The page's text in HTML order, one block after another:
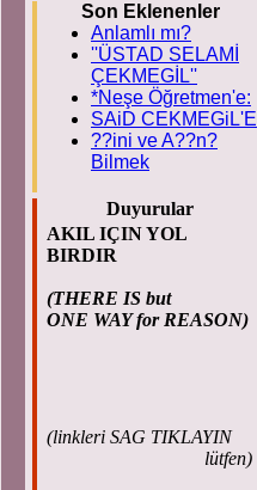
Son Eklenenler
Anlamlı mı?
''ÜSTAD SELAMİ
ÇEKMEGİL''
*Neşe Öğretmen'e:
SAiD CEKMEGiL'E
??ini ve A??n?
Bilmek
Duyurular
AKIL IÇIN YOL
BIRDIR
(THERE IS but
ONE WAY for REASON)
(linkleri SAG TIKLAYIN
lütfen)